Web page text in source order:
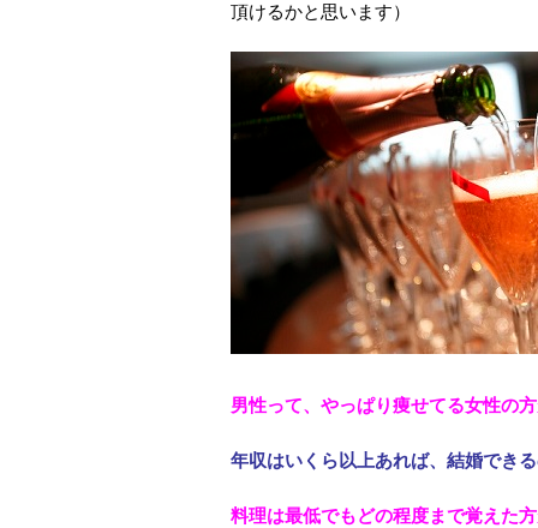
頂けるかと思います）
男性って、やっぱり痩せてる女性の
年収はいくら以上あれば、結婚でき
料理は最低でもどの程度まで覚えた